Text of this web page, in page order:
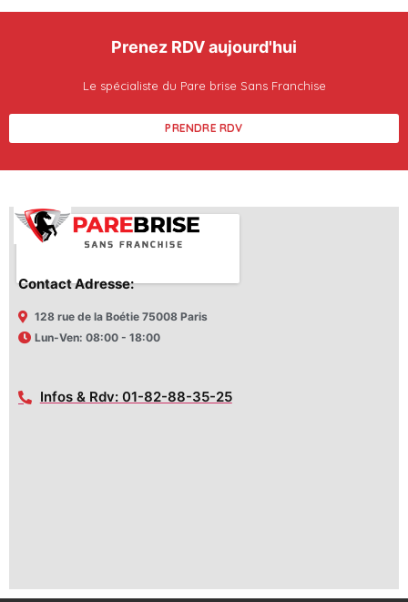
Prenez RDV aujourd'hui
Le spécialiste du Pare brise Sans Franchise
PRENDRE RDV
Contact Adresse:
128 rue de la Boétie 75008 Paris
Lun-Ven: 08:00 - 18:00
Infos & Rdv: 01-82-88-35-25